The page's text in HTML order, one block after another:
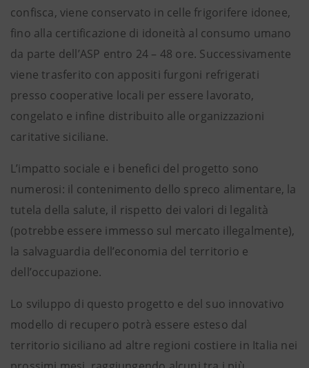
confisca, viene conservato in celle frigorifere idonee,
fino alla certificazione di idoneità al consumo umano
da parte dell’ASP entro 24 – 48 ore. Successivamente
viene trasferito con appositi furgoni refrigerati
presso cooperative locali per essere lavorato,
congelato e infine distribuito alle organizzazioni
caritative siciliane.
L’impatto sociale e i benefici del progetto sono
numerosi: il contenimento dello spreco alimentare, la
tutela della salute, il rispetto dei valori di legalità
(potrebbe essere immesso sul mercato illegalmente),
la salvaguardia dell’economia del territorio e
dell’occupazione.
Lo sviluppo di questo progetto e del suo innovativo
modello di recupero potrà essere esteso dal
territorio siciliano ad altre regioni costiere in Italia nei